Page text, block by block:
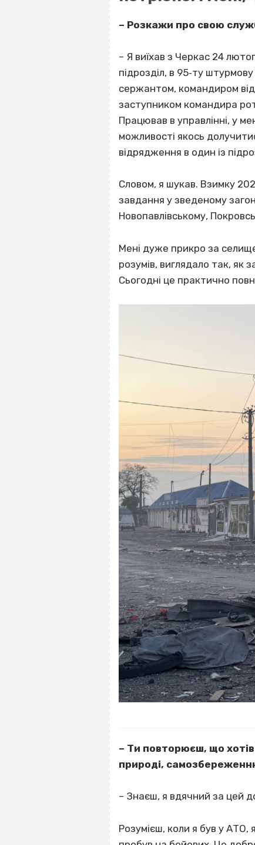
– Розкажи про свою
– Я виїхав з Черкас 24
підрозділ, в 95‐ту
сержантом, командиром
заступником командира
Працював в управлінні, у
можливості якось
відрядження в один із
Словом, я шукав. Взимку
завдання у зведеному
Новопавлівському,
Мені дуже прикро за
розумів, виглядало так,
Сьогодні це практично
– Ти повторюєш, що
природі,
– Знаєш, я вдячний за цей
Розумієш, коли я був у АТО,